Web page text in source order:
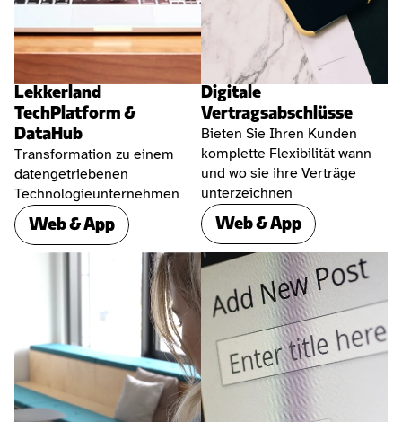
Lekkerland
TechPlatform &
DataHub
Transformation zu einem
datengetriebenen
Technologieunternehmen
Web & App
Digitale
Vertragsabschlüsse
Bieten Sie Ihren Kunden
komplette Flexibilität wann
und wo sie ihre Verträge
unterzeichnen
Web & App